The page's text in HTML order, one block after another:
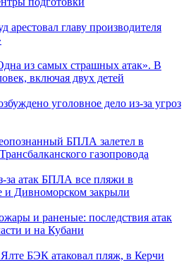
арестовал главу производителя
из самых страшных атак». В
включая двух детей
уголовное дело из-за угроз
БПЛА залетел в
газопровода
за атак БПЛА все пляжи в
и Дивноморском закрыли
и раненые: последствия атак
и на Кубани
БЭК атаковал пляж, в Керчи